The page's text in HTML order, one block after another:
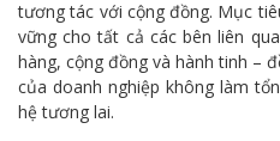
tương tác với cộng đồng. Mục
vững cho tất cả các bên liên
hàng, cộng đồng và hành tinh –
của doanh nghiệp không làm
hệ tương lai.